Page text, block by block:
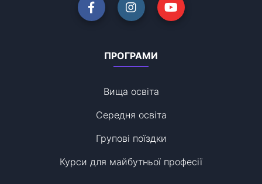
ПРОГРАМИ
Вища освіта
Середня освіта
Групові поїздки
Курси для майбутньої професії